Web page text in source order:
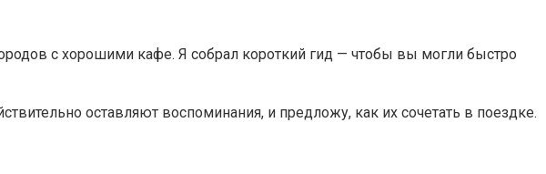
с хорошими кафе. Я собрал короткий гид — чтобы вы могли быстро
оставляют воспоминания, и предложу, как их сочетать в поездке.